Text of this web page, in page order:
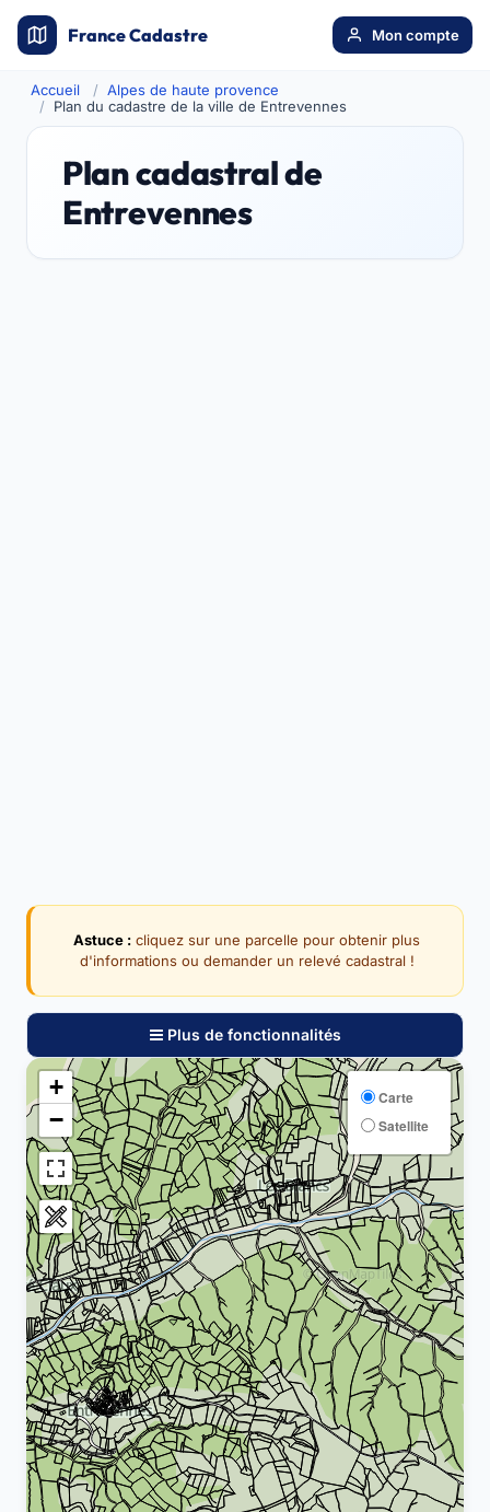
France Cadastre Mon compte
Accueil
Alpes de haute provence
Plan du cadastre de la ville de Entrevennes
Plan cadastral de
Entrevennes
Astuce : cliquez sur une parcelle pour obtenir plus
d'informations ou demander un relevé cadastral !
Plus de fonctionnalités
+
−
Carte
Satellite